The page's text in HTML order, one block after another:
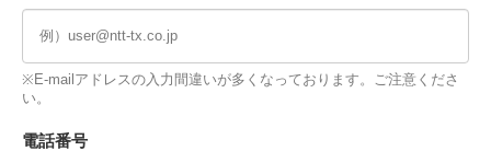
※E-mailアドレスの入力間違いが多くなっております。ご注意くださ
い。
電話番号